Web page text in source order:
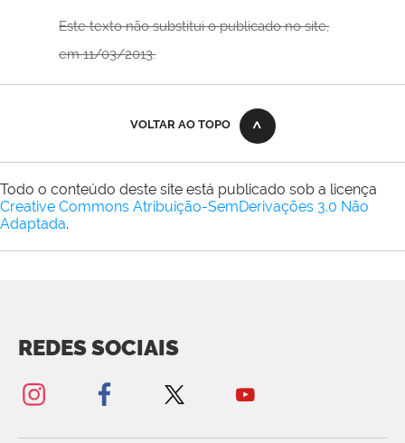
Este texto não substitui o publicado no site,
em 11/03/2013.
VOLTAR AO TOPO
Todo o conteúdo deste site está publicado sob a licença
Creative Commons Atribuição-SemDerivações 3.0 Não
Adaptada.
REDES SOCIAIS